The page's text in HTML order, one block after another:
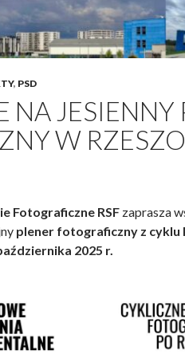
, PSD
NA JESIENNY
W
Fotograficzne RSF zaprasza
plener fotograficzny z cyklu
2025 r.